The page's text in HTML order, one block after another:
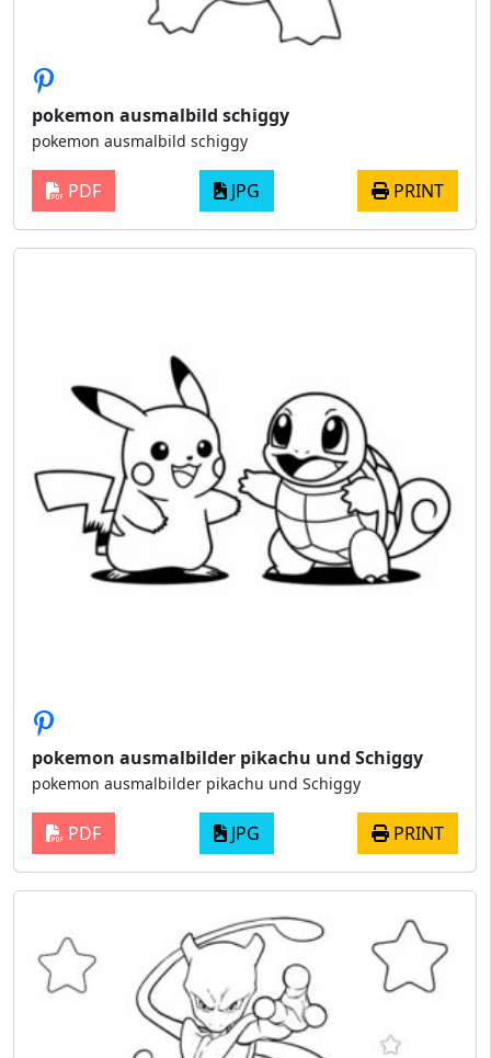
pokemon ausmalbild schiggy​
pokemon ausmalbild schiggy​
PDF JPG PRINT
pokemon ausmalbilder pikachu und Schiggy
pokemon ausmalbilder pikachu und Schiggy
PDF JPG PRINT